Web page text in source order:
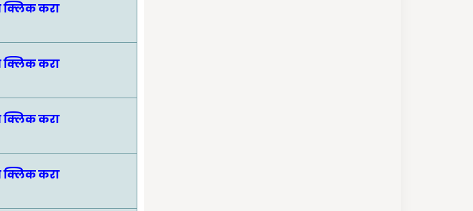
क्लिक करा
क्लिक करा
क्लिक करा
क्लिक करा